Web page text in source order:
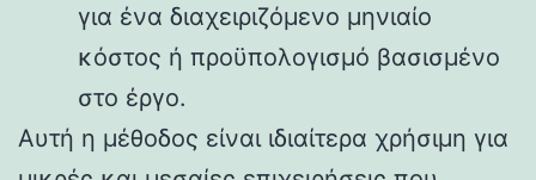
για ένα διαχειριζόμενο μηνιαίο
κόστος ή προϋπολογισμό βασισμένο
στο έργο.
Αυτή η μέθοδος είναι ιδιαίτερα χρήσιμη για